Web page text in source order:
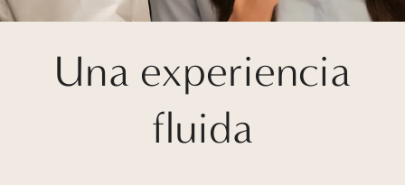
Una experiencia
fluida